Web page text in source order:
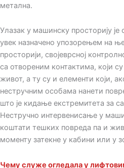
метална.
Улазак у машинску просторију је
увек назначено упозорењем на
просторији, својеврсној
са отвореним контактима, који
живот, а ту су и елементи који,
нестручним особама нанети
што је кидање екстремитета за
Нестручно интервенисање у
коштати тешких повреда па и
моменту затекне у кабини или у
Чему служе огледала у